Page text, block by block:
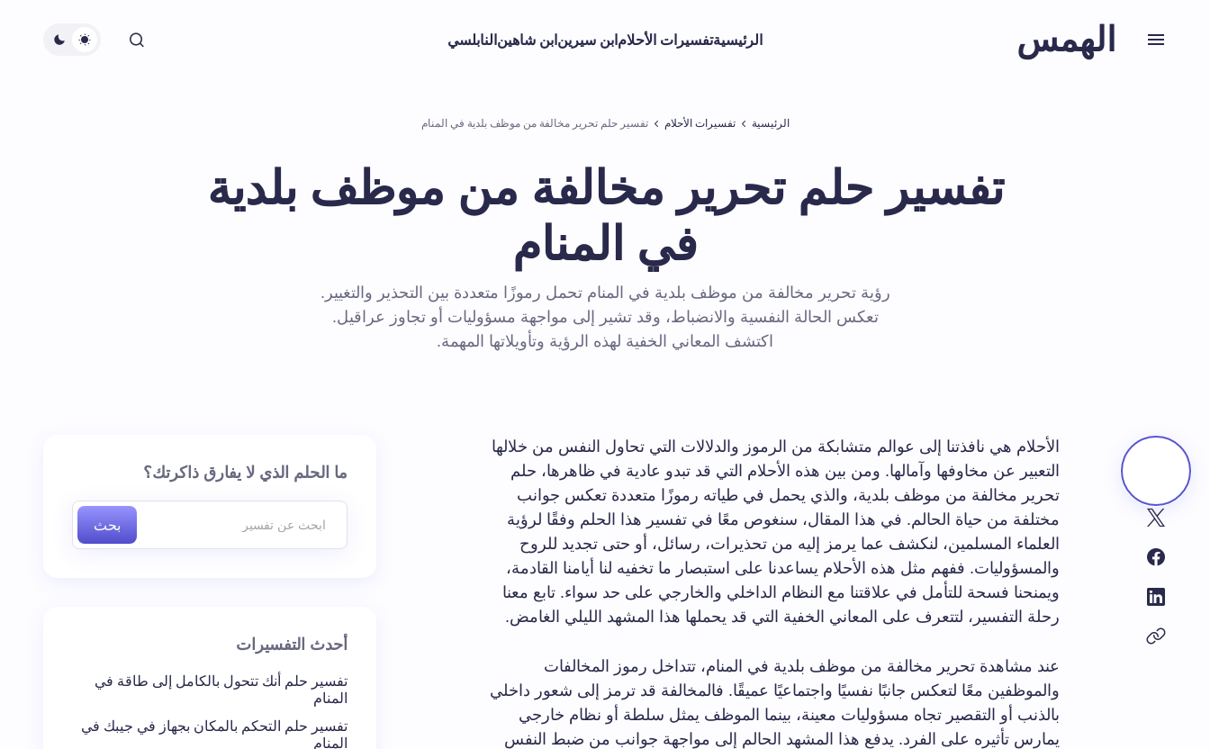
الهمس الرئيسيةتفسيرات الأحلام ابن سيرين ابن شاهين النابلسي
الرئيسية تفسيرات الأحلام تفسير حلم تحرير مخالفة من موظف بلدية في المنام
تفسير حلم تحرير مخالفة من موظف بلدية
في المنام
رؤية تحرير مخالفة من موظف بلدية في المنام تحمل رموزًا متعددة بين التحذير والتغيير.
تعكس الحالة النفسية والانضباط، وقد تشير إلى مواجهة مسؤوليات أو تجاوز عراقيل.
اكتشف المعاني الخفية لهذه الرؤية وتأويلاتها المهمة.
الأحلام هي نافذتنا إلى عوالم متشابكة من الرموز والدلالات التي تحاول النفس من خلالها
التعبير عن مخاوفها وآمالها. ومن بين هذه الأحلام التي قد تبدو عادية في ظاهرها، حلم
تحرير مخالفة من موظف بلدية، والذي يحمل في طياته رموزًا متعددة تعكس جوانب
مختلفة من حياة الحالم. في هذا المقال، سنغوص معًا في تفسير هذا الحلم وفقًا لرؤية
العلماء المسلمين، لنكشف عما يرمز إليه من تحذيرات، رسائل، أو حتى تجديد للروح
والمسؤوليات. ففهم مثل هذه الأحلام يساعدنا على استبصار ما تخفيه لنا أيامنا القادمة،
ويمنحنا فسحة للتأمل في علاقتنا مع النظام الداخلي والخارجي على حد سواء. تابع معنا
رحلة التفسير، لتتعرف على المعاني الخفية التي قد يحملها هذا المشهد الليلي الغامض.
عند مشاهدة تحرير مخالفة من موظف بلدية في المنام، تتداخل رموز المخالفات
والموظفين معًا لتعكس جانبًا نفسيًا واجتماعيًا عميقًا. فالمخالفة قد ترمز إلى شعور داخلي
بالذنب أو التقصير تجاه مسؤوليات معينة، بينما الموظف يمثل سلطة أو نظام خارجي
يمارس تأثيره على الفرد. يدفع هذا المشهد الحالم إلى مواجهة جوانب من ضبط النفس
ما الحلم الذي لا يفارق ذاكرتك؟
بحث
أحدث التفسيرات
تفسير حلم أنك تتحول بالكامل إلى طاقة في
المنام
تفسير حلم التحكم بالمكان بجهاز في جيبك في
المنام